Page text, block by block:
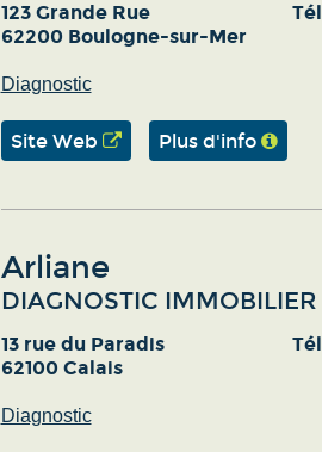
123 Grande Rue
62200 Boulogne-sur-Mer
Diagnostic
Site Web Plus d'info
Arliane
DIAGNOSTIC IMMOBILIER
13 rue du Paradis
62100 Calais
Diagnostic